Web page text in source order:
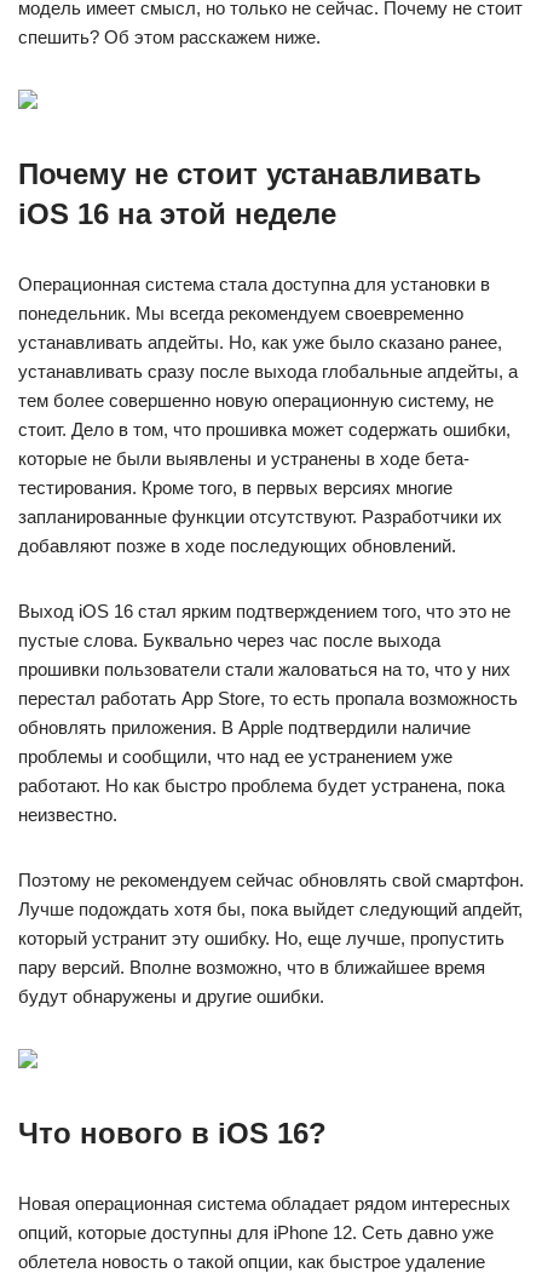
модель имеет смысл, но только не сейчас. Почему не стоит
спешить? Об этом расскажем ниже.
Почему не стоит устанавливать
iOS 16 на этой неделе
Операционная система стала доступна для установки в
понедельник. Мы всегда рекомендуем своевременно
устанавливать апдейты. Но, как уже было сказано ранее,
устанавливать сразу после выхода глобальные апдейты, а
тем более совершенно новую операционную систему, не
стоит. Дело в том, что прошивка может содержать ошибки,
которые не были выявлены и устранены в ходе бета-
тестирования. Кроме того, в первых версиях многие
запланированные функции отсутствуют. Разработчики их
добавляют позже в ходе последующих обновлений.
Выход iOS 16 стал ярким подтверждением того, что это не
пустые слова. Буквально через час после выхода
прошивки пользователи стали жаловаться на то, что у них
перестал работать App Store, то есть пропала возможность
обновлять приложения. В Apple подтвердили наличие
проблемы и сообщили, что над ее устранением уже
работают. Но как быстро проблема будет устранена, пока
неизвестно.
Поэтому не рекомендуем сейчас обновлять свой смартфон.
Лучше подождать хотя бы, пока выйдет следующий апдейт,
который устранит эту ошибку. Но, еще лучше, пропустить
пару версий. Вполне возможно, что в ближайшее время
будут обнаружены и другие ошибки.
Что нового в iOS 16?
Новая операционная система обладает рядом интересных
опций, которые доступны для iPhone 12. Сеть давно уже
облетела новость о такой опции, как быстрое удаление